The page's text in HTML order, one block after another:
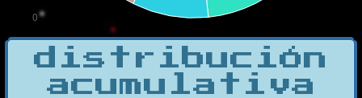
distribución
acumulativa